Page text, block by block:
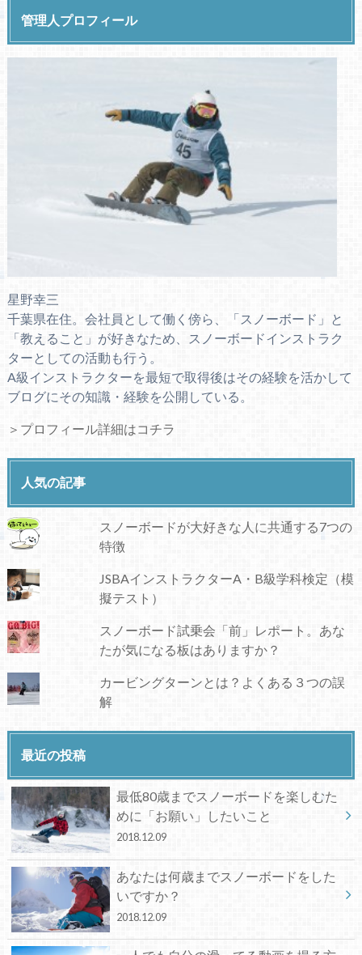
管理人プロフィール
星野幸三
千葉県在住。会社員として働く傍ら、「スノーボード」と
「教えること」が好きなため、スノーボードインストラク
ターとしての活動も行う。
A級インストラクターを最短で取得後はその経験を活かして
ブログにその知識・経験を公開している。
＞プロフィール詳細はコチラ
人気の記事
スノーボードが大好きな人に共通する7つの
特徴
JSBAインストラクターA・B級学科検定（模
擬テスト）
スノーボード試乗会「前」レポート。あな
たが気になる板はありますか？
カービングターンとは？よくある３つの誤
解
最近の投稿
最低80歳までスノーボードを楽しむた
めに「お願い」したいこと
2018.12.09
あなたは何歳までスノーボードをした
いですか？
2018.12.09